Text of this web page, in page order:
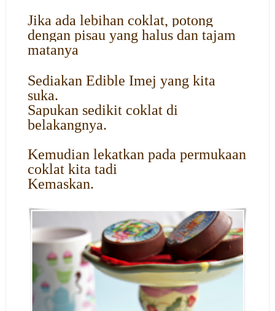
Jika ada lebihan coklat, potong
dengan pisau yang halus dan tajam
matanya
Sediakan Edible Imej yang kita
suka.
Sapukan sedikit coklat di
belakangnya.
Kemudian lekatkan pada permukaan
coklat kita tadi
Kemaskan.